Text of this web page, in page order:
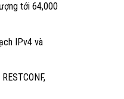
tới 64,000
IPv4 và